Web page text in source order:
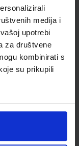
medija i
upotrebi
za društvene
kombinirati s
su prikupili